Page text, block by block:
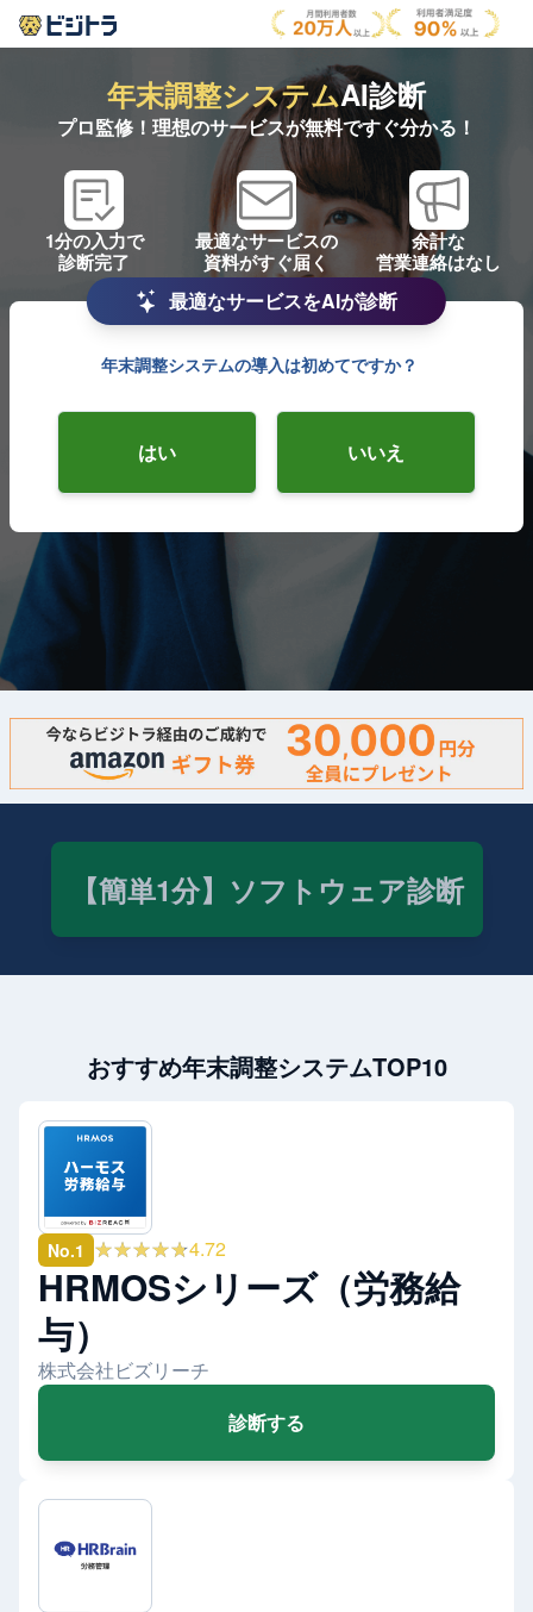
年末調整システムAI診断
プロ監修！理想のサービスが無料ですぐ分かる！
1分の入力で
診断完了
最適なサービスの
資料がすぐ届く
余計な
営業連絡はなし
最適なサービスをAIが診断
年末調整システムの導入は初めてですか？
はい いいえ
【簡単1分】ソフトウェア診断
おすすめ年末調整システムTOP10
No.1 ★★★★★4.72
HRMOSシリーズ（労務給
与）
株式会社ビズリーチ
診断する